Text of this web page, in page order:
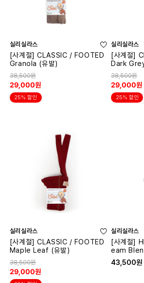
실리실라스
[사계절] CLASSIC / FOOTED
Granola (유발)
38,500원
29,000원
25% 할인
실리실라스
[사계절]
Dark
38,500원
29,000원
25% 할인
실리실라스
[사계절] CLASSIC / FOOTED
Maple Leaf (유발)
38,500원
29,000원
실리실라스
[사계절]
eam
43,500원